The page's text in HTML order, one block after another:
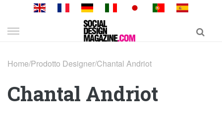
Skip
Home/Prodotto Designer/Chantal Andriot
Chantal Andriot